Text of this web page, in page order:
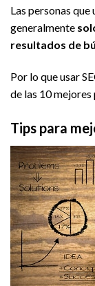
Las personas
generalmente
resultados de
Por lo que usar
de las 10
Tips para